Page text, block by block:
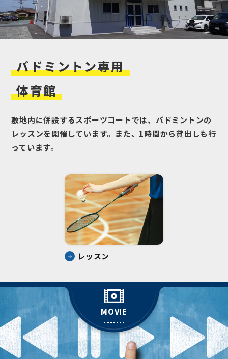
バドミントン専用
体育館
敷地内に併設するスポーツコートでは、バドミントンの
レッスンを開催しています。また、1時間から貸出しも行
っています。
レッスン
MOVIE